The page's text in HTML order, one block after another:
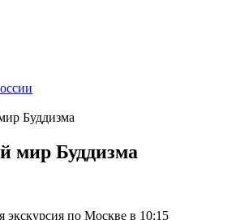
Буддизма
мир Буддизма
экскурсия по Москве в 10:15